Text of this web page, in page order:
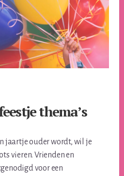
thema’s
jaartje ouder wordt, wil je
vieren. Vrienden en
voor een